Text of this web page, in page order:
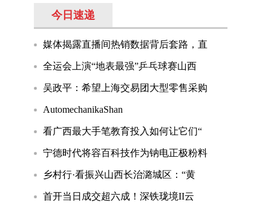
今日速递
媒体揭露直播间热销数据背后套路，直
全运会上演“地表最强”乒乓球赛山西
吴政平：希望上海交易团大型零售采购
AutomechanikaShan
看广西最大手笔教育投入如何让它们“
宁德时代将容百科技作为钠电正极粉料
乡村行·看振兴山西长治潞城区：“黄
首开当日成交超六成！深铁珑境II云